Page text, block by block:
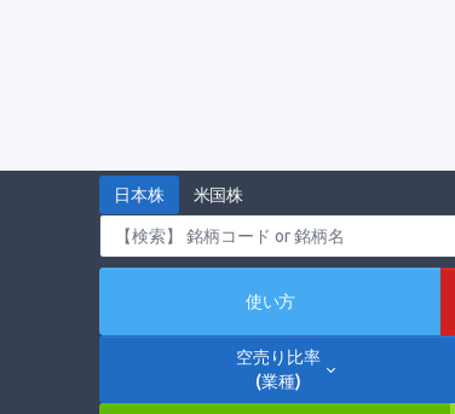
日本株 米国株
使い方
空売り比率
(業種)